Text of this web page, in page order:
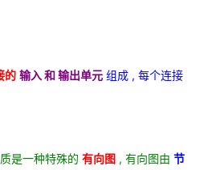
的 输入 和 输出单元 组成 , 每个连接
是一种特殊的 有向图 , 有向图由 节